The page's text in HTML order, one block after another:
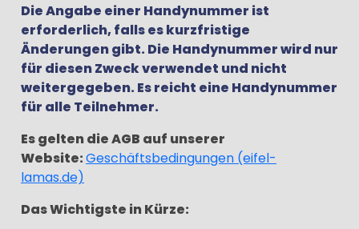
Die Angabe einer Handynummer ist
erforderlich, falls es kurzfristige
Änderungen gibt. Die Handynummer wird nur
für diesen Zweck verwendet und nicht
weitergegeben. Es reicht eine Handynummer
für alle Teilnehmer.
Es gelten die AGB auf unserer
Website:Geschäftsbedingungen (eifel-
lamas.de)
Das Wichtigste in Kürze: